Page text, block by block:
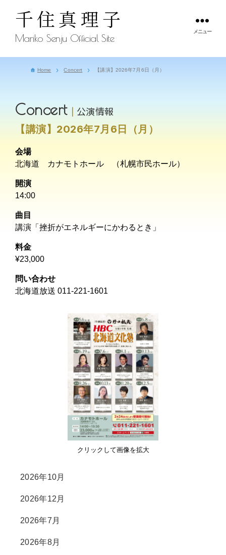
千住真理子
Mariko Senju Official Site
メニュー
Home Concert 【講演】2026年7月6日（月）
Concert 公演情報
【講演】2026年7月6日（月）
会場
北海道 カナモトホール （札幌市民ホール）
開演
14:00
曲目
講演「挫折がエネルギーにかわるとき」
料金
¥23,000
問い合わせ
北海道放送 011-221-1601
クリックして画像を拡大
2026年10月
2026年12月
2026年7月
2026年8月